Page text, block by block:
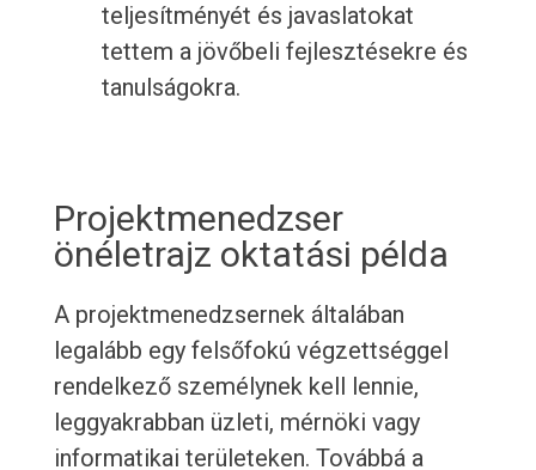
teljesítményét és javaslatokat
tettem a jövőbeli fejlesztésekre és
tanulságokra.
Projektmenedzser
önéletrajz oktatási példa
A projektmenedzsernek általában
legalább egy felsőfokú végzettséggel
rendelkező személynek kell lennie,
leggyakrabban üzleti, mérnöki vagy
informatikai területeken. Továbbá a